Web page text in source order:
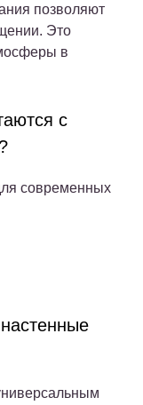
позволяют
Это
в
с
современных